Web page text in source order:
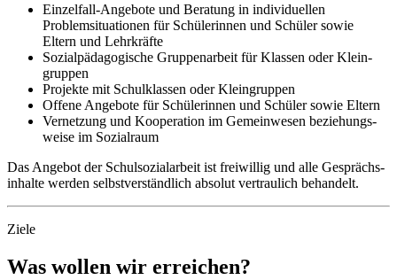
Einzelfall-Angebote und Beratung in individuellen
Problemsituationen für Schülerinnen und Schüler sowie
Eltern und Lehr­kräfte
Sozial­pädagogische Gruppen­arbeit für Klassen oder Klein­
gruppen
Projekte mit Schulklassen oder Klein­gruppen
Offene Angebote für Schülerinnen und Schüler sowie Eltern
Vernetzung und Kooperation im Gemein­wesen beziehungs­
weise im Sozial­raum
Das Angebot der Schul­sozialarbeit ist freiwillig und alle Gesprächs­
inhalte werden selbst­verständlich absolut vertraulich behandelt.
Ziele
Was wollen wir erreichen?